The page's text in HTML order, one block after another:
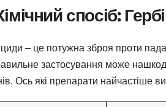
спосіб:
– це потужна зброя проти
застосування може
Ось які препарати найчастіше